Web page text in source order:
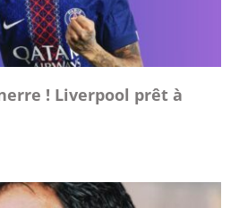
! Liverpool prêt à